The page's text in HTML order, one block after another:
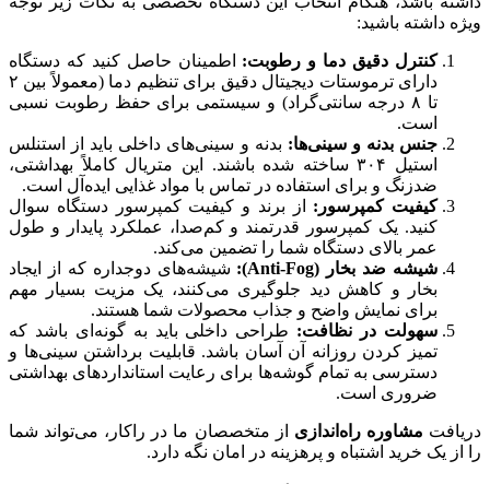
ویژه داشته باشید:
کنترل دقیق دما و رطوبت: اطمینان حاصل کنید که دستگاه
دارای ترموستات دیجیتال دقیق برای تنظیم دما (معمولاً بین ۲
تا ۸ درجه سانتی‌گراد) و سیستمی برای حفظ رطوبت نسبی
است.
جنس بدنه و سینی‌ها: بدنه و سینی‌های داخلی باید از استنلس
استیل ۳۰۴ ساخته شده باشند. این متریال کاملاً بهداشتی،
ضدزنگ و برای استفاده در تماس با مواد غذایی ایده‌آل است.
کیفیت کمپرسور : از برند و کیفیت کمپرسور دستگاه سوال
کنید. یک کمپرسور قدرتمند و کم‌صدا، عملکرد پایدار و طول
عمر بالای دستگاه شما را تضمین می‌کند.
شیشه ضد بخار
(Anti-Fog):
شیشه‌های دوجداره که از ایجاد
بخار و کاهش دید جلوگیری می‌کنند، یک مزیت بسیار مهم
برای نمایش واضح و جذاب محصولات شما هستند.
سهولت در نظافت: طراحی داخلی باید به گونه‌ای باشد که
تمیز کردن روزانه آن آسان باشد. قابلیت برداشتن سینی‌ها و
دسترسی به تمام گوشه‌ها برای رعایت استانداردهای بهداشتی
ضروری است.
دریافت مشاوره راه‌اندازی از متخصصان ما در راکار، می‌تواند شما
را از یک خرید اشتباه و پرهزینه در امان نگه دارد.